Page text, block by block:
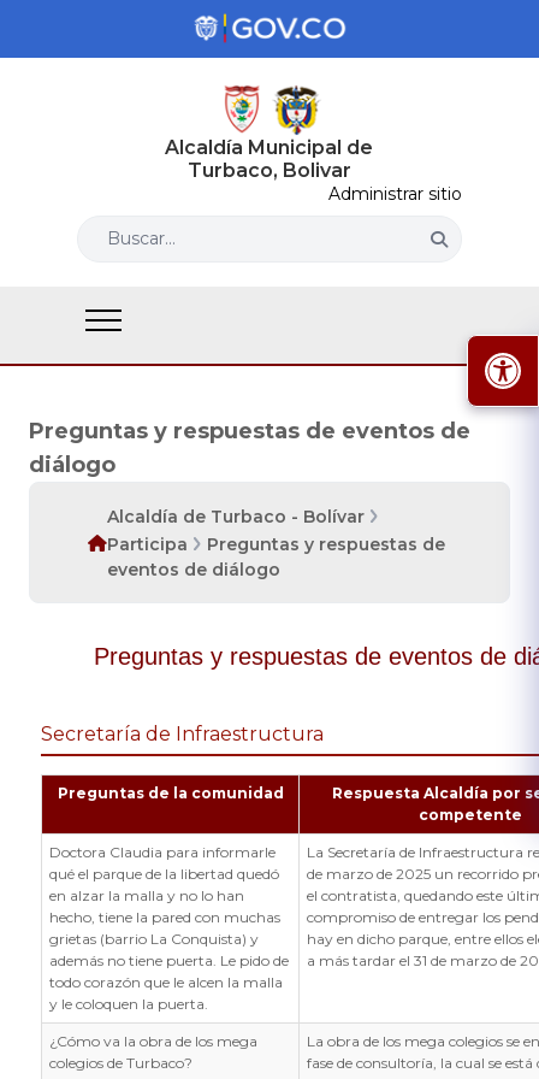
Alcaldía Municipal de
Turbaco, Bolivar
Administrar sitio
Buscar...
Preguntas y respuestas de eventos de
diálogo
Alcaldía de Turbaco - Bolívar
Participa
Preguntas y respuestas de
eventos de diálogo
Preguntas y respuestas de eventos de
Secretaría de Infraestructura
Preguntas de la comunidad
Respuesta Alcaldía por
competente
Doctora Claudia para informarle
qué el parque de la libertad quedó
en alzar la malla y no lo han
hecho, tiene la pared con muchas
grietas (barrio La Conquista) y
además no tiene puerta. Le pido de
todo corazón que le alcen la malla
y le coloquen la puerta.
La Secretaría de Infraestructura
de marzo de 2025 un recorrido
el contratista, quedando este
compromiso de entregar los
hay en dicho parque, entre ellos
a más tardar el 31 de marzo de
¿Cómo va la obra de los mega
colegios de Turbaco?
La obra de los mega colegios se
fase de consultoría, la cual se